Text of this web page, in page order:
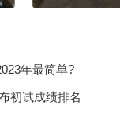
年最简单?
初试成绩排名